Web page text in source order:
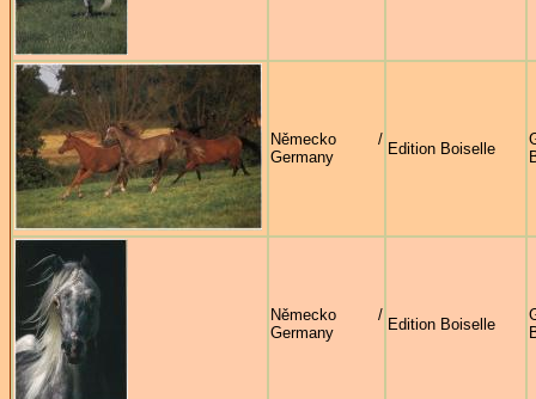
Německo /
Germany
Edition Boiselle
Německo /
Germany
Edition Boiselle